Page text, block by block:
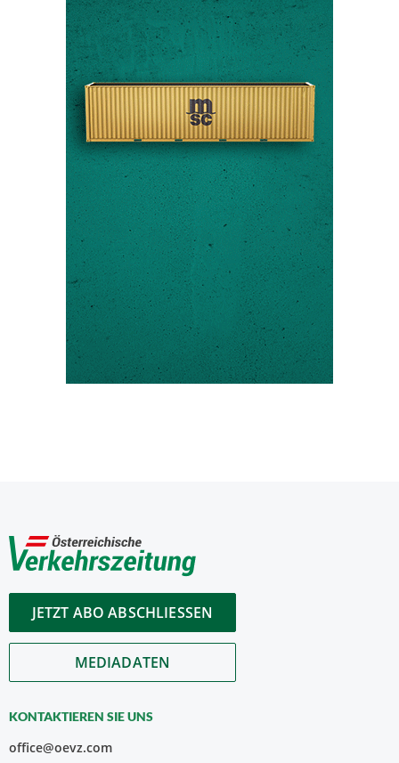
JETZT ABO ABSCHLIESSEN
MEDIADATEN
KONTAKTIEREN SIE UNS
office@oevz.com